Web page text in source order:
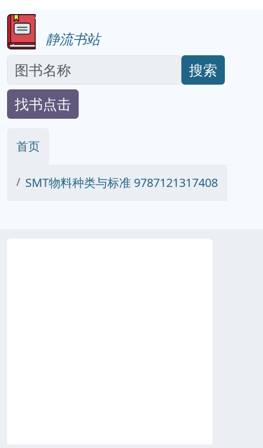
静流书站
搜索
找书点击
首页
SMT物料种类与标准 9787121317408